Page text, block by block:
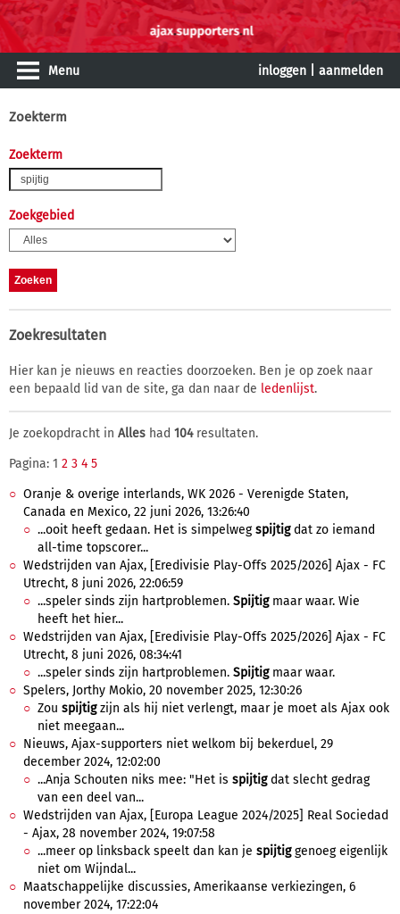
Menu inloggen aanmelden
Zoekterm
Zoekterm
Zoekgebied
Zoekresultaten
Hier kan je nieuws en reacties doorzoeken. Ben je op zoek naar
een bepaald lid van de site, ga dan naar de ledenlijst.
Je zoekopdracht in Alles had 104resultaten.
Pagina: 1 2 3 4 5
Oranje & overige interlands, WK 2026 - Verenigde Staten,
Canada en Mexico, 22 juni 2026, 13:26:40
...ooit heeft gedaan. Het is simpelwegspijtigdat zo iemand
all-time topscorer...
Wedstrijden van Ajax, [Eredivisie Play-Offs 2025/2026] Ajax - FC
Utrecht, 8 juni 2026, 22:06:59
...speler sinds zijn hartproblemen. Spijtigmaar waar. Wie
heeft het hier...
Wedstrijden van Ajax, [Eredivisie Play-Offs 2025/2026] Ajax - FC
Utrecht, 8 juni 2026, 08:34:41
...speler sinds zijn hartproblemen. Spijtigmaar waar.
Spelers, Jorthy Mokio, 20 november 2025, 12:30:26
Zou spijtigzijn als hij niet verlengt, maar je moet als Ajax ook
niet meegaan...
Nieuws, Ajax-supporters niet welkom bij bekerduel, 29
december 2024, 12:02:00
...Anja Schouten niks mee: "Het is spijtigdat slecht gedrag
van een deel van...
Wedstrijden van Ajax, [Europa League 2024/2025] Real Sociedad
- Ajax, 28 november 2024, 19:07:58
...meer op linksback speelt dan kan je spijtiggenoeg eigenlijk
niet om Wijndal...
Maatschappelijke discussies, Amerikaanse verkiezingen, 6
november 2024, 17:22:04